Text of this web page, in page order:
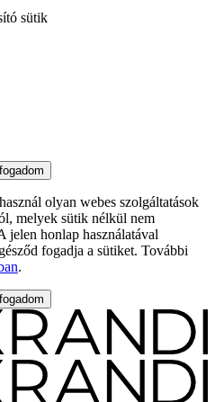
sütik
olyan webes szolgáltatások
melyek sütik nélkül nem
jelen honlap használatával
fogadja a sütiket. További
.